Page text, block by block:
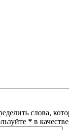
слова,
* в